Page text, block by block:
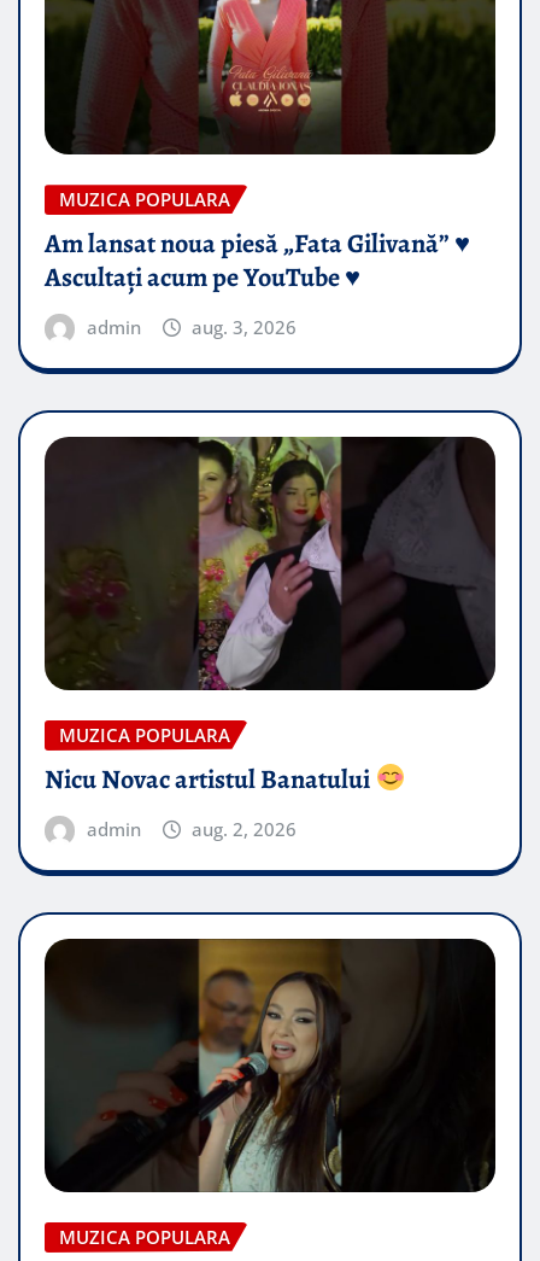
MUZICA POPULARA
Am lansat noua piesă „Fata Gilivană” ♥️
Ascultați acum pe YouTube ♥️
admin aug. 3, 2026
MUZICA POPULARA
Nicu Novac artistul Banatului
admin aug. 2, 2026
MUZICA POPULARA